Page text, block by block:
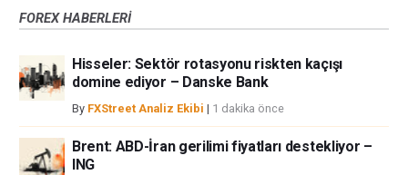
bir alan olmayabilir. Diğer finansal araçlar içinden döviz ticaretini tercih
iştahınızı dikkatlice gözden geçiriniz. FXStreet’de ifade edilen görüşler
bireysel yazarlara aittir, fxstreet.com veya yönetimin görüşlerini ifade
etmemektedir. Bilgilerde hatalar yada eksikler bulunabilir. FXStreet
FXStreet’de verilen herhangi bir görüş, haber, araştırma, analiz, fiyatlar
veya fxstreet.comtarafından bu sitede yayınlanan bilgiler çalışanlar,
FOREX HABERLERİ
Hisseler: Sektör rotasyonu riskten kaçışı
domine ediyor – Danske Bank
By FXStreet Analiz Ekibi | 1 dakika önce
Brent: ABD-İran gerilimi fiyatları destekliyor –
ING